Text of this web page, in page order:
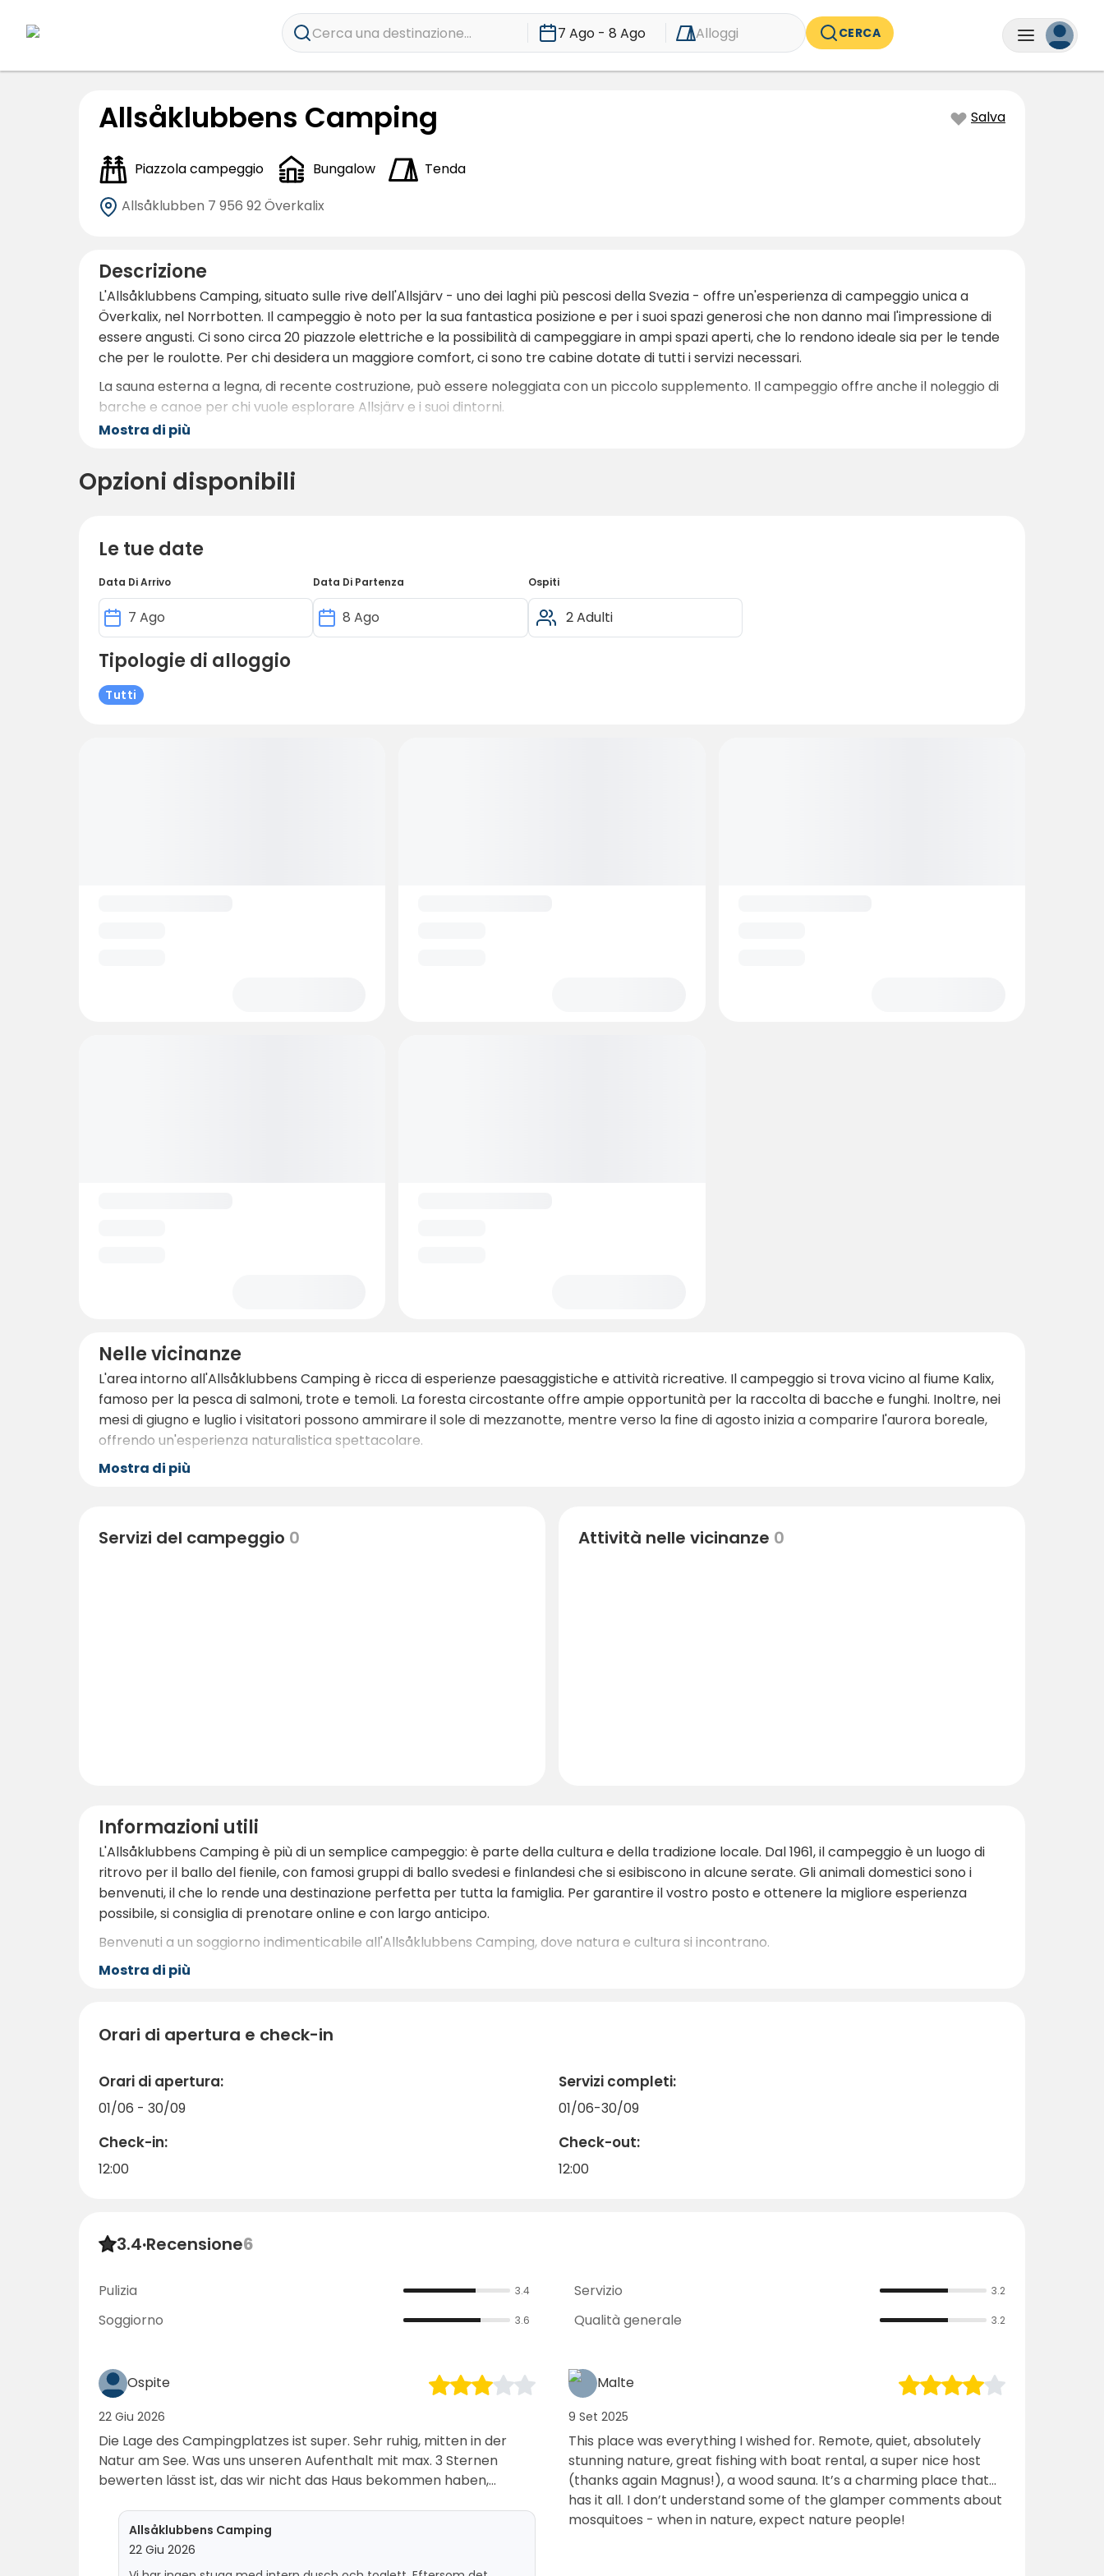
Cerca una destinazione... 7 Ago - 8 Ago Alloggi CERCA
Allsåklubbens Camping Salva
Piazzola campeggio Bungalow
Tenda
Allsåklubben 7 956 92 Överkalix
Descrizione
L'Allsåklubbens Camping, situato sulle rive dell'Allsjärv - uno dei laghi più pescosi della Svezia - offre un'esperienza di campeggio unica a
Överkalix, nel Norrbotten. Il campeggio è noto per la sua fantastica posizione e per i suoi spazi generosi che non danno mai l'impressione di
essere angusti. Ci sono circa 20 piazzole elettriche e la possibilità di campeggiare in ampi spazi aperti, che lo rendono ideale sia per le tende
che per le roulotte. Per chi desidera un maggiore comfort, ci sono tre cabine dotate di tutti i servizi necessari.
La sauna esterna a legna, di recente costruzione, può essere noleggiata con un piccolo supplemento. Il campeggio offre anche il noleggio di
barche e canoe per chi vuole esplorare Allsjärv e i suoi dintorni.
Mostra di più
Opzioni disponibili
Le tue date
Data Di Arrivo Data Di Partenza Ospiti
Tipologie di alloggio
Tutti
Nelle vicinanze
L'area intorno all'Allsåklubbens Camping è ricca di esperienze paesaggistiche e attività ricreative. Il campeggio si trova vicino al fiume Kalix,
famoso per la pesca di salmoni, trote e temoli. La foresta circostante offre ampie opportunità per la raccolta di bacche e funghi. Inoltre, nei
mesi di giugno e luglio i visitatori possono ammirare il sole di mezzanotte, mentre verso la fine di agosto inizia a comparire l'aurora boreale,
offrendo un'esperienza naturalistica spettacolare.
Mostra di più
Servizi del campeggio 0 Attività nelle vicinanze 0
Informazioni utili
L'Allsåklubbens Camping è più di un semplice campeggio: è parte della cultura e della tradizione locale. Dal 1961, il campeggio è un luogo di
ritrovo per il ballo del fienile, con famosi gruppi di ballo svedesi e finlandesi che si esibiscono in alcune serate. Gli animali domestici sono i
benvenuti, il che lo rende una destinazione perfetta per tutta la famiglia. Per garantire il vostro posto e ottenere la migliore esperienza
possibile, si consiglia di prenotare online e con largo anticipo.
Benvenuti a un soggiorno indimenticabile all'Allsåklubbens Camping, dove natura e cultura si incontrano.
Mostra di più
Orari di apertura e check-in
Orari di apertura:
01/06 - 30/09
Servizi completi:
01/06-30/09
Check-in:
12:00
Check-out:
12:00
3.4·Recensione6
Pulizia 3.4 Servizio 3.2
Soggiorno 3.6 Qualità generale 3.2
Ospite
22 Giu 2026
Die Lage des Campingplatzes ist super. Sehr ruhig, mitten in der
Natur am See. Was uns unseren Aufenthalt mit max. 3 Sternen
bewerten lässt ist, das wir nicht das Haus bekommen haben,
interner Dusche und WC (wie auf der Internetseite dargestellt
grau), bekommen haben wir ein etwas in die Jahre gekommenes
Haus mit entsprechender Ausstattung ohne interner Dusche und
Allsåklubbens Camping
22 Giu 2026
Malte
9 Set 2025
This place was everything I wished for. Remote, quiet, absolutely
stunning nature, great fishing with boat rental, a super nice host
(thanks again Magnus!), a wood sauna. It’s a charming place that
has it all. I don’t understand some of the glamper comments about
mosquitoes - when in nature, expect nature people!